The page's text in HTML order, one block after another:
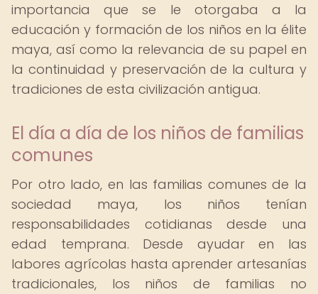
importancia que se le otorgaba a la
educación y formación de los niños en la élite
maya, así como la relevancia de su papel en
la continuidad y preservación de la cultura y
tradiciones de esta civilización antigua.
El día a día de los niños de familias
comunes
Por otro lado, en las familias comunes de la
sociedad maya, los niños tenían
responsabilidades cotidianas desde una
edad temprana. Desde ayudar en las
labores agrícolas hasta aprender artesanías
tradicionales, los niños de familias no